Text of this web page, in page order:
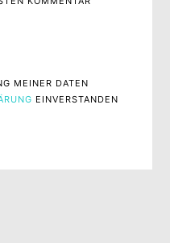
MEINER DATEN
EINVERSTANDEN